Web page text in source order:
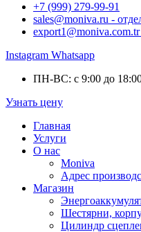
+7 (999) 279-99-91
sales@moniva.ru -
Instagram Whatsapp
ПН-ВС: с 9:00 до
Узнать цену
Главная
Услуги
О нас
Moniva
Адрес
Магазин
Шестярни,
Цилиндр